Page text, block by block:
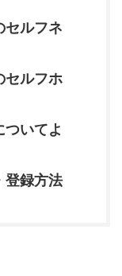
セルフネ
セルフホ
ついてよ
登録方法